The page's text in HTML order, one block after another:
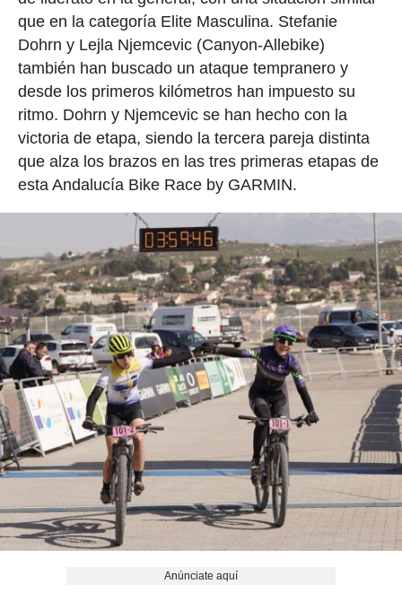
que en la categoría Elite Masculina. Stefanie
Dohrn y Lejla Njemcevic (Canyon-Allebike)
también han buscado un ataque tempranero y
desde los primeros kilómetros han impuesto su
ritmo. Dohrn y Njemcevic se han hecho con la
victoria de etapa, siendo la tercera pareja distinta
que alza los brazos en las tres primeras etapas de
esta Andalucía Bike Race by GARMIN.
Anúnciate aquí